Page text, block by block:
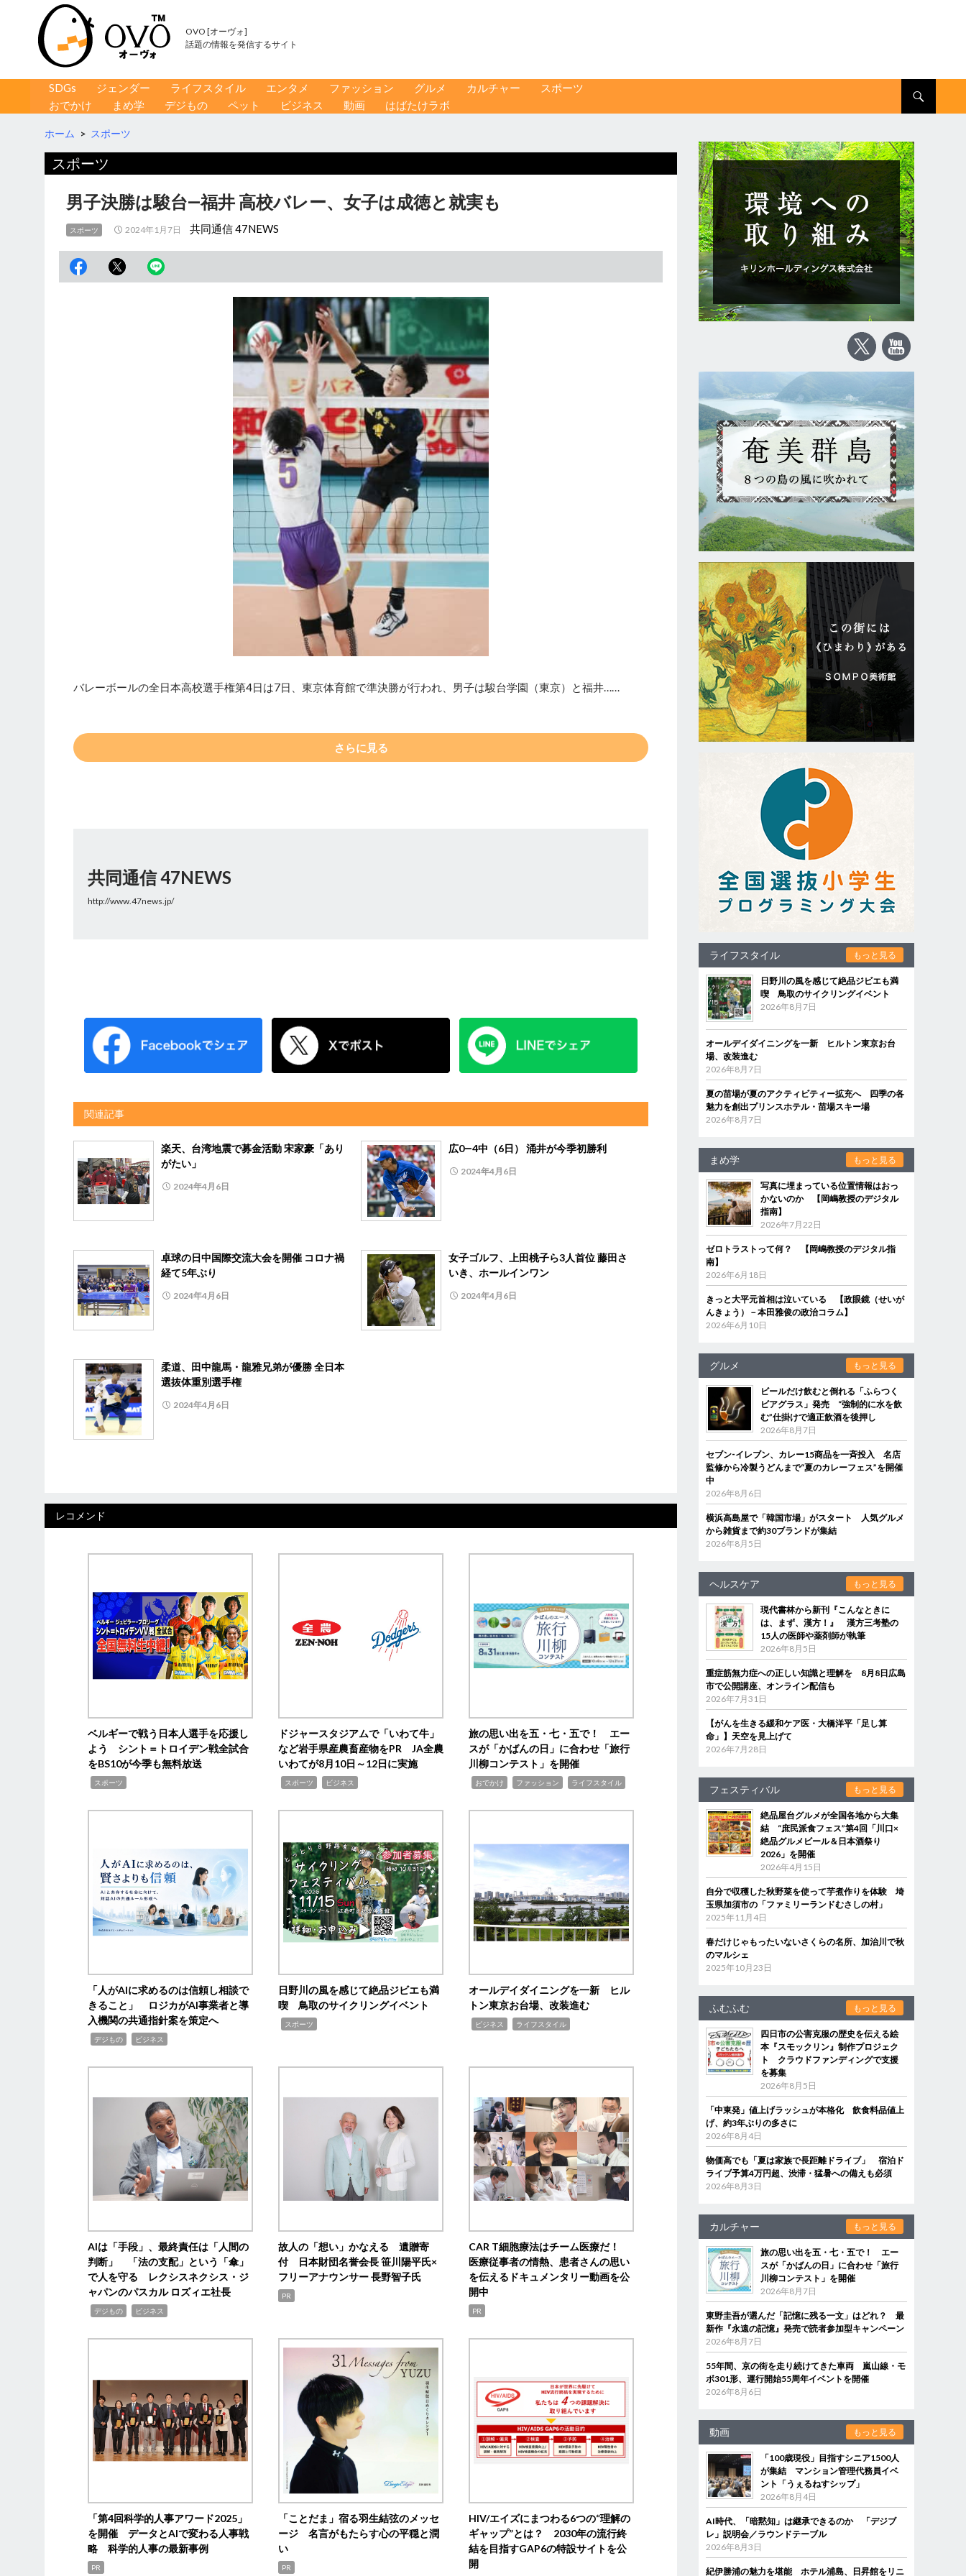
OVO [オーヴォ]
話題の情報を発信するサイト
コンテンツへ移動
SDGs ジェンダー ライフスタイル エンタメ ファッション グルメ カルチャー
スポーツ
おでかけ
まめ学 デジもの ペット ビジネス 動画 はばたけラボ
ホーム > スポーツ
スポーツ
男子決勝は駿台―福井 高校バレー、女子は成徳と就実も
スポーツ 2024年1月7日 共同通信 47NEWS
バレーボールの全日本高校選手権第4日は7日、東京体育館で準決勝が行われ、男子は駿台学園（東京）と福井……
さらに見る
共同通信 47NEWS
http://www.47news.jp/
関連記事
楽天、台湾地震で募金活動 宋家豪「あり
がたい」
2024年4月6日
広0―4中（6日） 涌井が今季初勝利
2024年4月6日
卓球の日中国際交流大会を開催 コロナ禍
経て5年ぶり
2024年4月6日
女子ゴルフ、上田桃子ら3人首位 藤田さ
いき、ホールインワン
2024年4月6日
柔道、田中龍馬・龍雅兄弟が優勝 全日本
選抜体重別選手権
2024年4月6日
レコメンド
ベルギーで戦う日本人選手を応援し
よう シント＝トロイデン戦全試合
をBS10が今季も無料放送
スポーツ
ドジャースタジアムで「いわて牛」
など岩手県産農畜産物をPR JA全農
いわてが8月10日～12日に実施
スポーツ ビジネス
旅の思い出を五・七・五で！ エー
スが「かばんの日」に合わせ「旅行
川柳コンテスト」を開催
おでかけ ファッション ライフスタイル
「人がAIに求めるのは信頼し相談で
きること」 ロジカがAI事業者と導
入機関の共通指針案を策定へ
デジもの ビジネス
日野川の風を感じて絶品ジビエも満
喫 鳥取のサイクリングイベント
スポーツ
オールデイダイニングを一新 ヒル
トン東京お台場、改装進む
ビジネス ライフスタイル
AIは「手段」、最終責任は「人間の
判断」 「法の支配」という「傘」
で人を守る レクシスネクシス・ジ
ャパンのパスカル ロズィエ社長
デジもの ビジネス
故人の「想い」かなえる 遺贈寄
付 日本財団名誉会長 笹川陽平氏×
フリーアナウンサー 長野智子氏
PR
CAR T細胞療法はチーム医療だ！
医療従事者の情熱、患者さんの思い
を伝えるドキュメンタリー動画を公
開中
PR
「第4回科学的人事アワード2025」
を開催 データとAIで変わる人事戦
略 科学的人事の最新事例
PR
「ことだま」宿る羽生結弦のメッセ
ージ 名言がもたらす心の平穏と潤
い
PR
HIV/エイズにまつわる6つの“理解の
ギャップ”とは？ 2030年の流行終
結を目指すGAP6の特設サイトを公
開
ライフスタイル もっと見る
日野川の風を感じて絶品ジビエも満
喫 鳥取のサイクリングイベント
2026年8月7日
オールデイダイニングを一新 ヒルトン東京お台
場、改装進む
2026年8月7日
夏の苗場が夏のアクティビティー拡充へ 四季の各
魅力を創出プリンスホテル・苗場スキー場
2026年8月7日
まめ学 もっと見る
写真に埋まっている位置情報はおっ
かないのか 【岡嶋教授のデジタル
指南】
2026年7月22日
ゼロトラストって何？ 【岡嶋教授のデジタル指
南】
2026年6月18日
きっと大平元首相は泣いている 【政眼鏡（せいが
んきょう）－本田雅俊の政治コラム】
2026年6月10日
グルメ もっと見る
ビールだけ飲むと倒れる「ふらつく
ビアグラス」発売 “強制的に水を飲
む”仕掛けで適正飲酒を後押し
2026年8月7日
セブン‐イレブン、カレー15商品を一斉投入 名店
監修から冷製うどんまで“夏のカレーフェス”を開催
中
2026年8月6日
横浜高島屋で「韓国市場」がスタート 人気グルメ
から雑貨まで約30ブランドが集結
2026年8月5日
ヘルスケア もっと見る
現代書林から新刊『こんなときに
は、まず、漢方！』 漢方三考塾の
15人の医師や薬剤師が執筆
2026年8月5日
重症筋無力症への正しい知識と理解を 8月8日広島
市で公開講座、オンライン配信も
2026年7月31日
【がんを生きる緩和ケア医・大橋洋平「足し算
命」】天空を見上げて
2026年7月28日
フェスティバル もっと見る
絶品屋台グルメが全国各地から大集
結 “庶民派食フェス”第4回「川口×
絶品グルメビール＆日本酒祭り
2026」を開催
2026年4月15日
自分で収穫した秋野菜を使って芋煮作りを体験 埼
玉県加須市の「ファミリーランドむさしの村」
2025年11月4日
春だけじゃもったいないさくらの名所、加治川で秋
のマルシェ
2025年10月23日
ふむふむ もっと見る
四日市の公害克服の歴史を伝える絵
本『スモックリン』制作プロジェク
ト クラウドファンディングで支援
を募集
2026年8月5日
「中東発」値上げラッシュが本格化 飲食料品値上
げ、約3年ぶりの多さに
2026年8月4日
物価高でも「夏は家族で長距離ドライブ」 宿泊ド
ライブ予算4万円超、渋滞・猛暑への備えも必須
2026年8月3日
カルチャー もっと見る
旅の思い出を五・七・五で！ エー
スが「かばんの日」に合わせ「旅行
川柳コンテスト」を開催
2026年8月7日
東野圭吾が選んだ「記憶に残る一文」はどれ？ 最
新作『永遠の記憶』発売で読者参加型キャンペーン
2026年8月7日
55年間、京の街を走り続けてきた車両 嵐山線・モ
ボ301形、運行開始55周年イベントを開催
2026年8月6日
動画 もっと見る
「100歳現役」目指すシニア1500人
が集結 マンション管理代務員イベ
ント「うぇるねすシップ」
2026年8月4日
AI時代、「暗黙知」は継承できるのか 「デジブ
レ」説明会／ラウンドテーブル
2026年8月3日
紀伊勝浦の魅力を堪能 ホテル浦島、日昇館をリニ